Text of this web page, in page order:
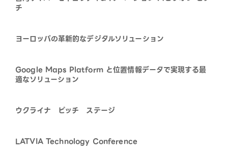
チ
ヨーロッパの革新的なデジタルソリューション
Google Maps Platform と位置情報データで実現する最
適なソリューション
ウクライナ ピッチ ステージ
LATVIA Technology Conference